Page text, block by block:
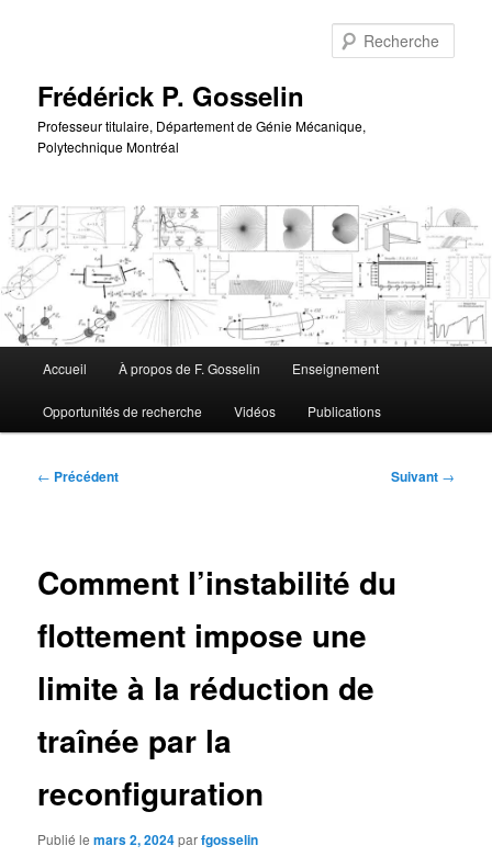
Frédérick P. Gosselin
Professeur titulaire, Département de Génie Mécanique,
Polytechnique Montréal
principal
Accueil À propos de F. Gosselin Enseignement
Opportunités de recherche Vidéos Publications
Navigation
← Précédent Suivant →
Comment l’instabilité du
flottement impose une
limite à la réduction de
traînée par la
reconfiguration
Publié lemars 2, 2024parfgosselin